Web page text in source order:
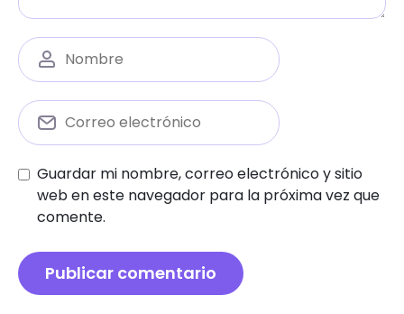
Guardar mi nombre, correo electrónico y sitio
web en este navegador para la próxima vez que
comente.